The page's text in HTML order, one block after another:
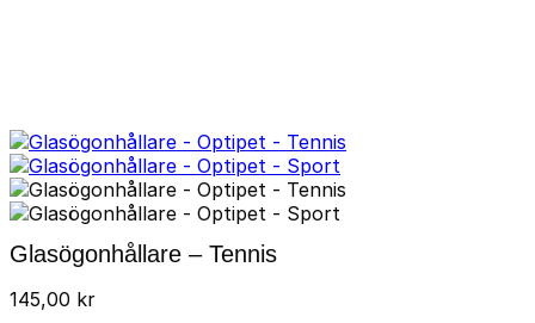
Glasögonhållare – Tennis
145,00 kr